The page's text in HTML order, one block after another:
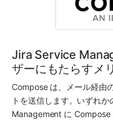
Jira Service
ザーにもたらすメ
Compose は、メール経由
トを送信します。いずれ
Management に Compose